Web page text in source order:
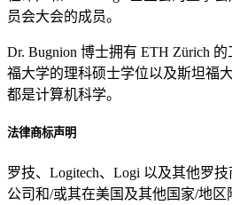
员会大会的成员。
Dr. Bugnion 博士拥有 ETH Zürich
福大学的理科硕士学位以及斯坦福
都是计算机科学。
法律商标声明
罗技、Logitech、Logi 以及其他罗
公司和/或其在美国及其他国家/地